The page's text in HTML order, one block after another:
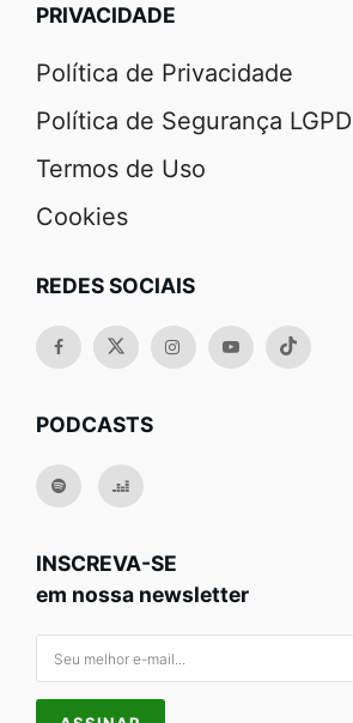
PRIVACIDADE
Política de Privacidade
Política de Segurança LGPD
Termos de Uso
Cookies
REDES SOCIAIS
PODCASTS
INSCREVA-SE
em nossa newsletter